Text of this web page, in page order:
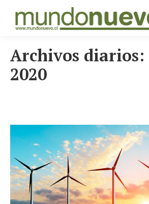
Archivos diarios:
2020